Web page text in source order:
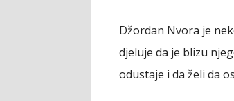
Džordan Nvora je
djeluje da je blizu
odustaje i da želi da